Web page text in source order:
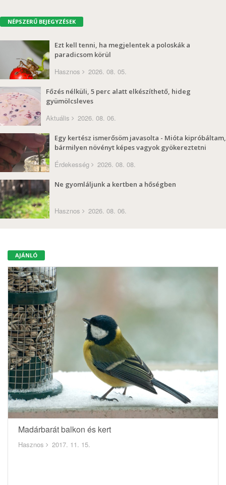
NÉPSZERŰ BEJEGYZÉSEK
Ezt kell tenni, ha megjelentek a poloskák a
paradicsom körül
Hasznos 2026. 08. 05.
Főzés nélküli, 5 perc alatt elkészíthető, hideg
gyümölcsleves
Aktuális 2026. 08. 06.
Egy kertész ismerősöm javasolta - Mióta kipróbáltam,
bármilyen növényt képes vagyok gyökereztetni
Érdekesség 2026. 08. 08.
Ne gyomláljunk a kertben a hőségben
Hasznos 2026. 08. 06.
AJÁNLÓ
Madárbarát balkon és kert
Hasznos 2017. 11. 15.